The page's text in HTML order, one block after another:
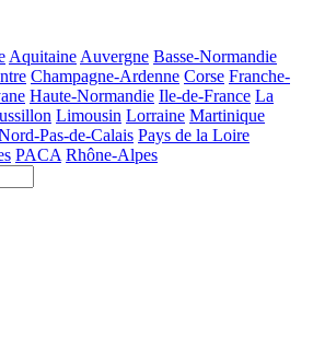
Aquitaine Auvergne Basse-Normandie
Champagne-Ardenne Corse Franche-
Haute-Normandie Ile-de-France La
Limousin Lorraine Martinique
Pas-de-Calais Pays de la Loire
PACA Rhône-Alpes